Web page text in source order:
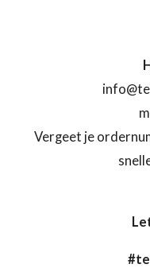
Vergeet je